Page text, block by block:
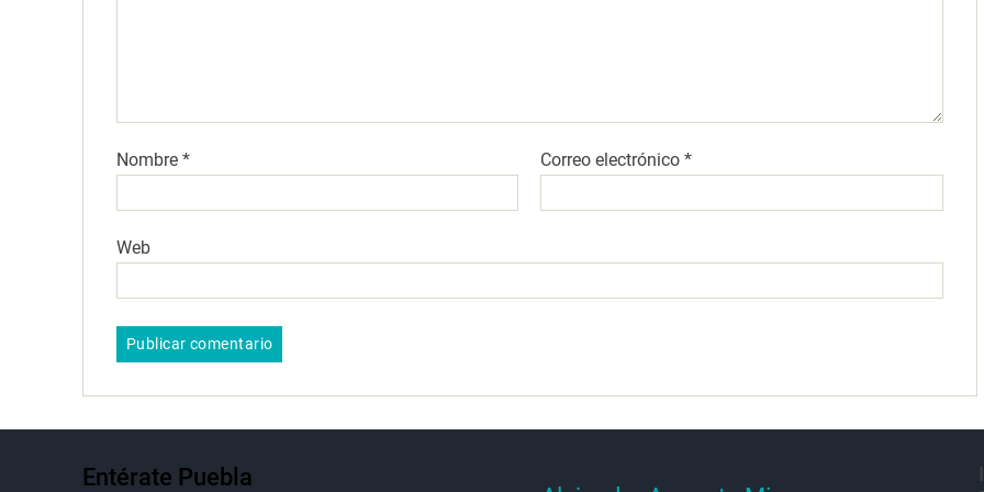
Nombre * Correo electrónico*
Web
Entérate Puebla